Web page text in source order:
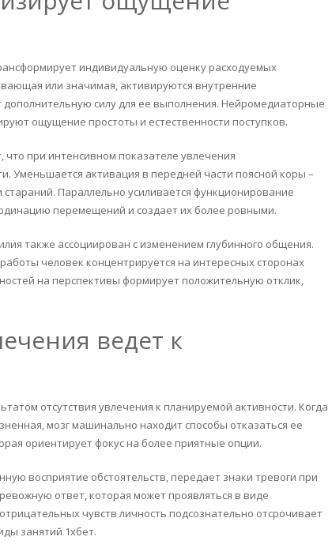
индивидуальную оценку расходуемых
или значимая, активируются внутренние
силу для ее выполнения. Нейромедиаторные
ощущение простоты и естественности поступков.
при интенсивном показателе увлечения
Уменьшается активация в передней части поясной коры –
Параллельно усиливается функционирование
перемещений и создает их более ровными.
также ассоциирован с изменением глубинного общения.
человек концентрируется на интересных сторонах
на перспективы формирует положительную отклик,
ведет к
отсутствия увлечения к планируемой активности. Когда
мозг машинально находит способы отказаться ее
ориентирует фокус на более приятные опции.
восприятие обстоятельств, передает знаки тревоги при
ответ, которая может проявляться в виде
чувств личность подсознательно отсрочивает
занятий 1хбет.